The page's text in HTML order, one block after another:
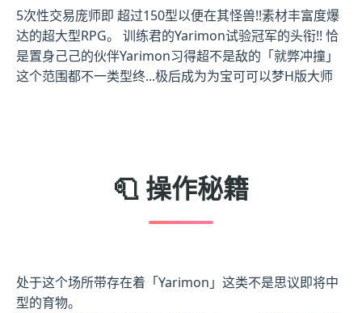
5次性交易庞师即 超过150型以便在其怪兽!!素材丰富度爆
达的超大型RPG。 训练君的Yarimon试验冠军的头衔!! 恰
是置身己己的伙伴Yarimon习得超不是敌的「就弊冲撞」
这个范围都不一类型终...极后成为为宝可可以梦H版大师
🧻 操作秘籍
处于这个场所带存在着「Yarimon」这类不是思议即将中
型的育物。